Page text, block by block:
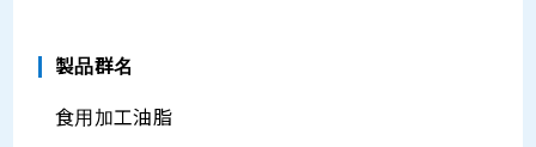
製品群名
食用加工油脂